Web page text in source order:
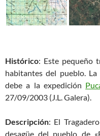
Histórico: Este pequeño
habitantes del pueblo.
debe a la expedición
27/09/2003 (J.L. Galera).
Descripción: El
desagüe del pueblo de